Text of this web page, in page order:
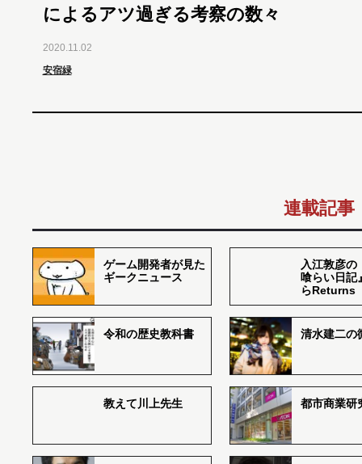
によるアツ過ぎる考察の数々
2020.11.02
安宿緑
連載記事
ゲーム開発者が見た
ギークニュース
入江敦彦の
喰らい日記
らReturns
令和の歴史教科書 清水建二の
教えて川上先生 都市商業研